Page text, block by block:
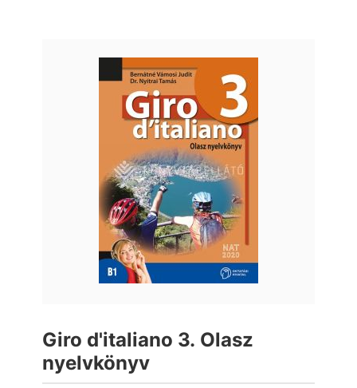
Giro d'italiano 3. Olasz
nyelvkönyv